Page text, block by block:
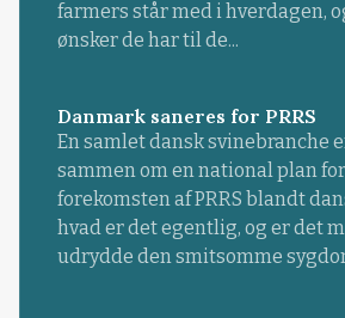
farmers står med i hverdagen,
ønsker de har til de...
Danmark saneres for PRRS
En samlet dansk svinebranche
sammen om en national plan
forekomsten af PRRS blandt
hvad er det egentlig, og er det
udrydde den smitsomme